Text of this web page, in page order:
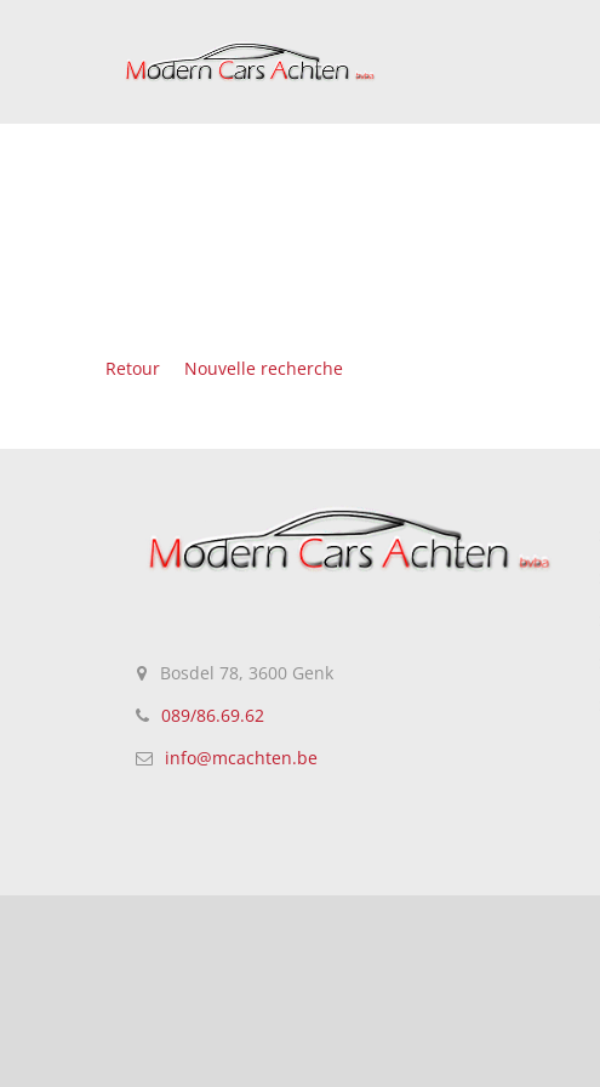
Retour
Nouvelle recherche
Bosdel 78, 3600 Genk
089/86.69.62
info@mcachten.be